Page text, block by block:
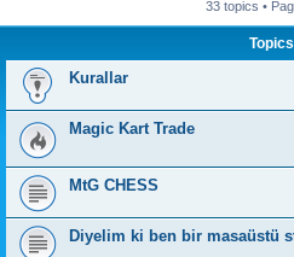
33 topics •
Topics
Kurallar
Magic Kart Trade
MtG CHESS
Diyelim ki ben bir masaüstü